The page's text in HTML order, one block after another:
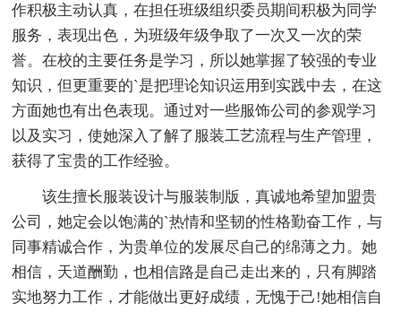
作积极主动认真，在担任班级组织委员期间积极为同学
服务，表现出色，为班级年级争取了一次又一次的荣
誉。在校的主要任务是学习，所以她掌握了较强的专业
知识，但更重要的`是把理论知识运用到实践中去，在这
方面她也有出色表现。通过对一些服饰公司的参观学习
以及实习，使她深入了解了服装工艺流程与生产管理，
获得了宝贵的工作经验。
该生擅长服装设计与服装制版，真诚地希望加盟贵
公司，她定会以饱满的`热情和坚韧的性格勤奋工作，与
同事精诚合作，为贵单位的发展尽自己的绵薄之力。她
相信，天道酬勤，也相信路是自己走出来的，只有脚踏
实地努力工作，才能做出更好成绩，无愧于己!她相信自